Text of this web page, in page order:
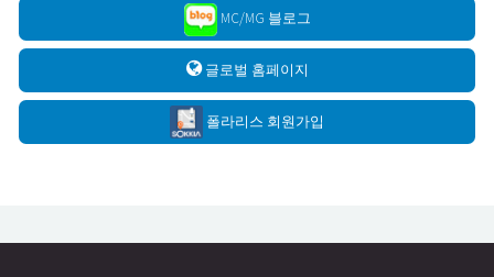
MC/MG 블로그
글로벌 홈페이지
폴라리스 회원가입